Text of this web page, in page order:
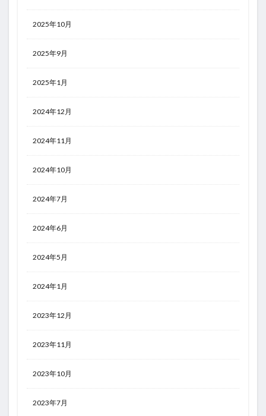
2025年10月
2025年9月
2025年1月
2024年12月
2024年11月
2024年10月
2024年7月
2024年6月
2024年5月
2024年1月
2023年12月
2023年11月
2023年10月
2023年7月